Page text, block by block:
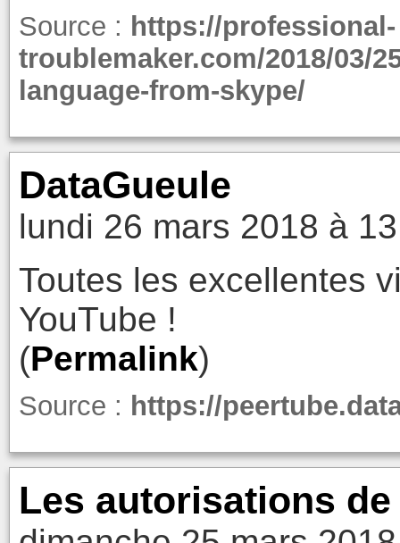
Source : https://professional-
troublemaker.com/2018/03/
language-from-skype/
DataGueule
lundi 26 mars 2018 à
Toutes les excellentes
YouTube !
(Permalink)
Source : https://
Les autorisations